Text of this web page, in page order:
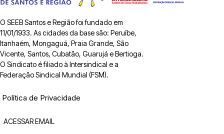
O SEEB Santos e Região foi fundado em
11/01/1933. As cidades da base são: Peruíbe,
Itanhaém, Mongaguá, Praia Grande, São
Vicente, Santos, Cubatão, Guarujá e Bertioga.
O Sindicato é filiado à Intersindical e a
Federação Sindical Mundial (FSM).
Política de Privacidade
ACESSAR EMAIL